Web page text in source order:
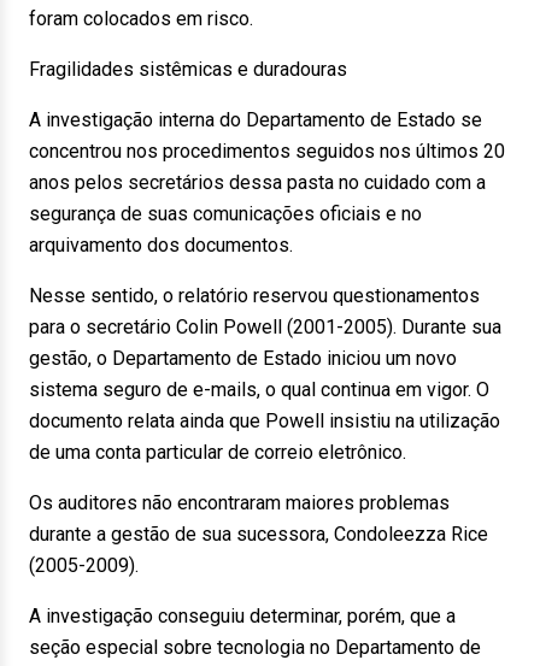
foram colocados em risco.
Fragilidades sistêmicas e duradouras
A investigação interna do Departamento de Estado se
concentrou nos procedimentos seguidos nos últimos 20
anos pelos secretários dessa pasta no cuidado com a
segurança de suas comunicações oficiais e no
arquivamento dos documentos.
Nesse sentido, o relatório reservou questionamentos
para o secretário Colin Powell (2001-2005). Durante sua
gestão, o Departamento de Estado iniciou um novo
sistema seguro de e-mails, o qual continua em vigor. O
documento relata ainda que Powell insistiu na utilização
de uma conta particular de correio eletrônico.
Os auditores não encontraram maiores problemas
durante a gestão de sua sucessora, Condoleezza Rice
(2005-2009).
A investigação conseguiu determinar, porém, que a
seção especial sobre tecnologia no Departamento de